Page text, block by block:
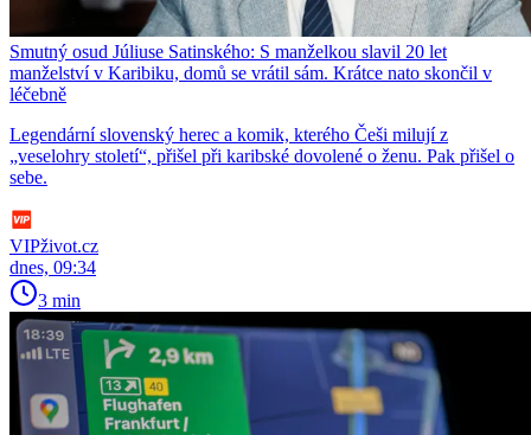
Smutný osud Júliuse Satinského: S manželkou slavil 20 let
manželství v Karibiku, domů se vrátil sám. Krátce nato skončil v
léčebně
Legendární slovenský herec a komik, kterého Češi milují z
„veselohry století“, přišel při karibské dovolené o ženu. Pak přišel o
sebe.
VIPživot.cz
dnes, 09:34
3 min